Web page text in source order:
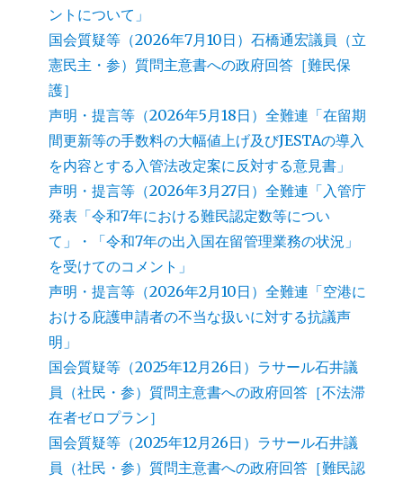
ントについて」
国会質疑等（2026年7月10日）石橋通宏議員（立
憲民主・参）質問主意書への政府回答［難民保
護］
声明・提言等（2026年5月18日）全難連「在留期
間更新等の手数料の大幅値上げ及びJESTAの導入
を内容とする入管法改定案に反対する意見書」
声明・提言等（2026年3月27日）全難連「入管庁
発表「令和7年における難民認定数等につい
て」・「令和7年の出入国在留管理業務の状況」
を受けてのコメント」
声明・提言等（2026年2月10日）全難連「空港に
おける庇護申請者の不当な扱いに対する抗議声
明」
国会質疑等（2025年12月26日）ラサール石井議
員（社民・参）質問主意書への政府回答［不法滞
在者ゼロプラン］
国会質疑等（2025年12月26日）ラサール石井議
員（社民・参）質問主意書への政府回答［難民認